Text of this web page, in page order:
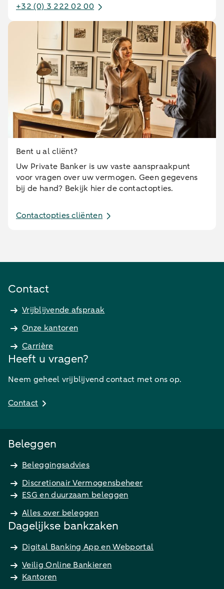
+32 (0) 3 222 02 00
Bent u al cliënt?
Uw Private Banker is uw vaste aanspraakpunt
voor vragen over uw vermogen. Geen gegevens
bij de hand? Bekijk hier de contactopties.
Contactopties cliënten
Contact
Vrijblijvende afspraak
Onze kantoren
Carrière
Heeft u vragen?
Neem geheel vrijblijvend contact met ons op.
Contact
Beleggen
Beleggingsadvies
Discretionair Vermogensbeheer
ESG en duurzaam beleggen
Alles over beleggen
Dagelijkse bankzaken
Digital Banking App en Webportal
Veilig Online Bankieren
Kantoren